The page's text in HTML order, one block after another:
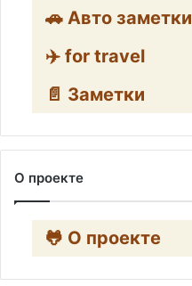
🚗 Авто заметки
✈️ for travel
📄 Заметки
О проекте
🐸 О проекте